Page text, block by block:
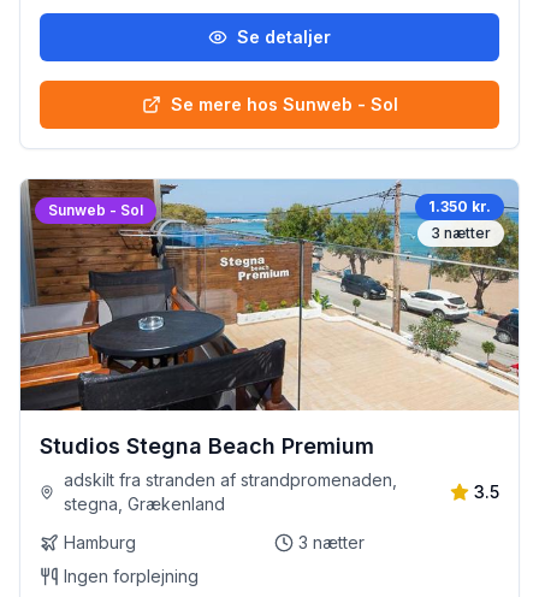
Se detaljer
Se mere hos Sunweb - Sol
Sunweb - Sol
1.350 kr.
3 nætter
Studios Stegna Beach Premium
adskilt fra stranden af strandpromenaden,
stegna, Grækenland
3.5
Hamburg 3 nætter
Ingen forplejning